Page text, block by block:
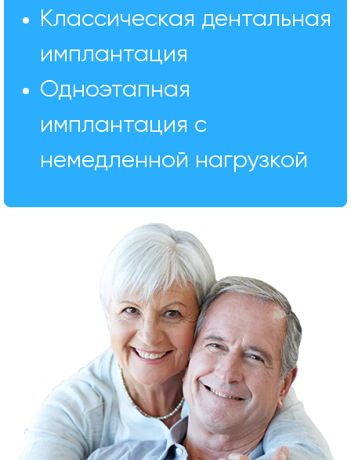
Классическая дентальная
имплантация
Одноэтапная
имплантация с
немедленной нагрузкой